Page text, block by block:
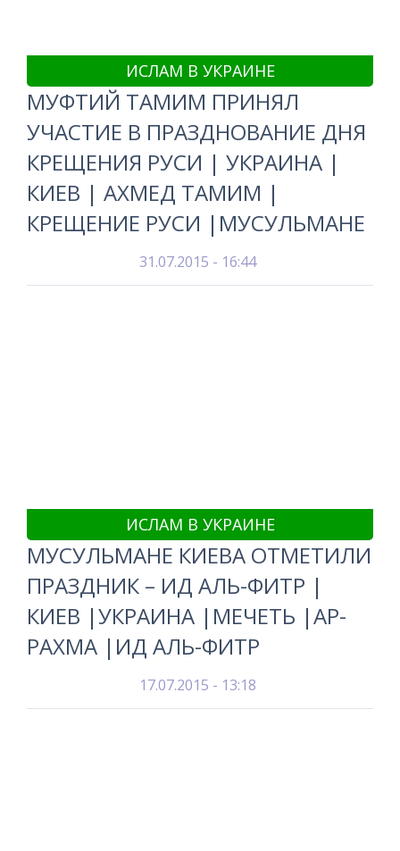
ИСЛАМ В УКРАИНЕ
МУФТИЙ ТАМИМ ПРИНЯЛ
УЧАСТИЕ В ПРАЗДНОВАНИЕ ДНЯ
КРЕЩЕНИЯ РУСИ | УКРАИНА |
КИЕВ | АХМЕД ТАМИМ |
КРЕЩЕНИЕ РУСИ |МУСУЛЬМАНЕ
31.07.2015 - 16:44
ИСЛАМ В УКРАИНЕ
МУСУЛЬМАНЕ КИЕВА ОТМЕТИЛИ
ПРАЗДНИК – ИД АЛЬ-ФИТР |
КИЕВ |УКРАИНА |МЕЧЕТЬ |АР-
РАХМА |ИД АЛЬ-ФИТР
17.07.2015 - 13:18